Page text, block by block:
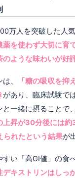
万人を突破した人気
を使わず大切に育
ような味わいが好
、
「糖の吸収を抑
があり、臨床試験で
一緒に摂ることで
上昇が30分後には
られたという結果が
すい「高GI値」の食
デキストリンはしっ